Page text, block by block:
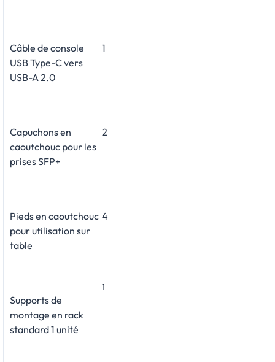
Câble de console
USB Type-C vers
USB-A 2.0
1
Capuchons en
caoutchouc pour les
prises SFP+
2
Pieds en caoutchouc
pour utilisation sur
table
4
Supports de
montage en rack
standard 1 unité
1